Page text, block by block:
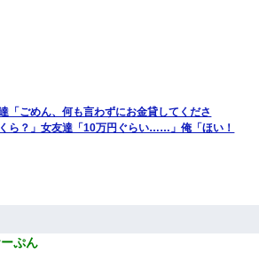
「ごめん、何も言わずにお金貸してくださ
ら？」女友達「10万円ぐらい……」俺「ほい！
ぷん